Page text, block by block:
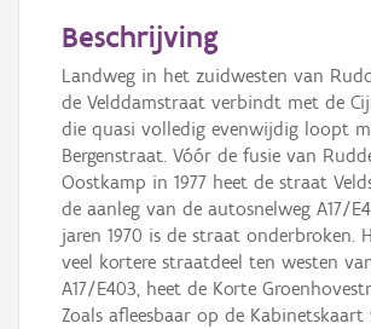
Beschrijving
Landweg in het zuidwesten van
de Velddamstraat verbindt met de
die quasi volledig evenwijdig loopt
Bergenstraat. Vóór de fusie van
Oostkamp in 1977 heet de straat
de aanleg van de autosnelweg A17/
jaren 1970 is de straat onderbroken.
veel kortere straatdeel ten westen
A17/E403, heet de Korte
Zoals afleesbaar op de Kabinetskaart